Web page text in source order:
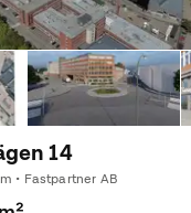
14
• Fastpartner AB